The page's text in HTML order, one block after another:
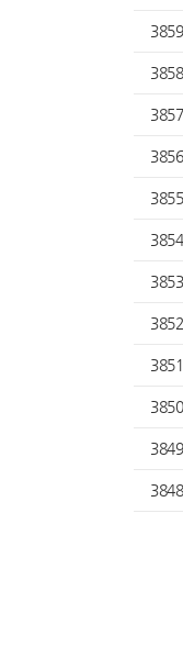
3859
3858
3857
3856
3855
3854
3853
3852
3851
3850
3849
3848